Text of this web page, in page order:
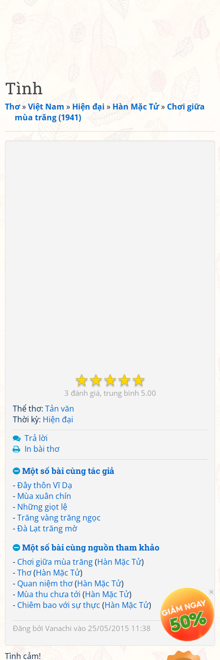
Tình
Thơ»Việt Nam » Hiện đại » Hàn Mặc Tử» Chơi giữa
mùa trăng (1941)
☆
☆
☆
☆
☆
3 5.00
Thể thơ: Tản văn
Thời kỳ: Hiện đại
Trả lời
In bài thơ
Một số bài cùng tác giả
-Đây thôn Vĩ Dạ
- Mùa xuân chín
- Những giọt lệ
-Trăng vàng trăng ngọc
-Đà Lạt trăng mờ
Một số bài cùng nguồn tham khảo
- Chơi giữa mùa trăng(Hàn Mặc Tử)
-Thơ(Hàn Mặc Tử)
- Quan niệm thơ(Hàn Mặc Tử)
- Mùa thu chưa tới (Hàn Mặc Tử)
- Chiêm bao với sự thực (Hàn Mặc Tử)
Đăng bởi Vanachi vào 25/05/2015 11:38
Tình cảm!